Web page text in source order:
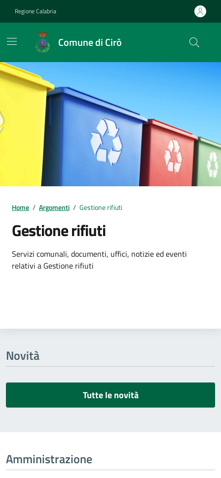
Regione Calabria
Comune di Cirò
Home / Argomenti / Gestione rifiuti
Gestione rifiuti
Dettagli dell'argomento
Servizi comunali, documenti, uffici, notizie ed eventi
relativi a Gestione rifiuti
Novità
Tutte le novità
Amministrazione